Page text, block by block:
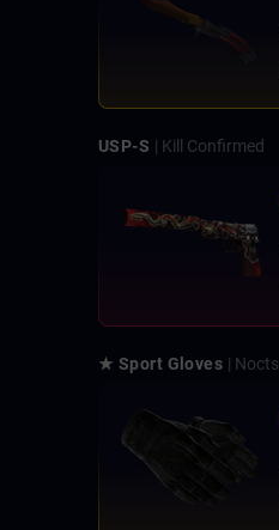
USP-S | Kill Confirmed
★ Sport Gloves | Nocts